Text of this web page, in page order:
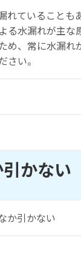
れていることも
る水漏れが主な
め、常に水漏れ
さい。
かない
か引かない